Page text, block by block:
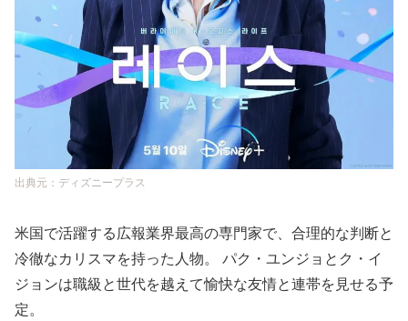
出典元：ディズニープラス
米国で活躍する広報業界最高の専門家で、合理的な判断と
冷徹なカリスマを持った人物。 パク・ユンジョとク・イ
ジョンは職級と世代を越えて愉快な友情と連帯を見せる予
定。